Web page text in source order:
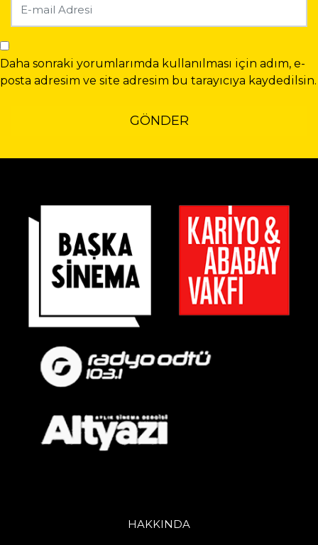
Daha sonraki yorumlarımda kullanılması için adım, e-
posta adresim ve site adresim bu tarayıcıya kaydedilsin.
HAKKINDA